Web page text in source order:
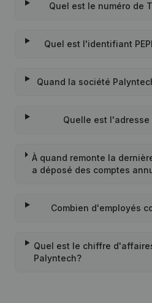
Quel est le numéro de
Quel est l'identifiant
Quand la société
Quelle est l'adresse
À quand remonte la
a déposé des comptes
Combien d'employés
Quel est le chiffre
Palyntech?